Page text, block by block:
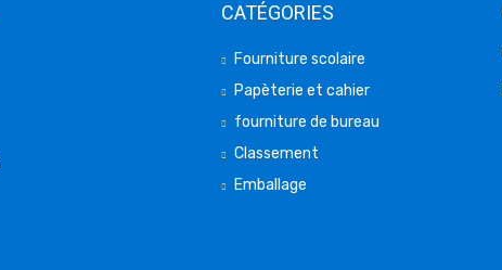
CATÉGORIES
Fourniture scolaire
Papèterie et cahier
fourniture de bureau
Classement
Emballage